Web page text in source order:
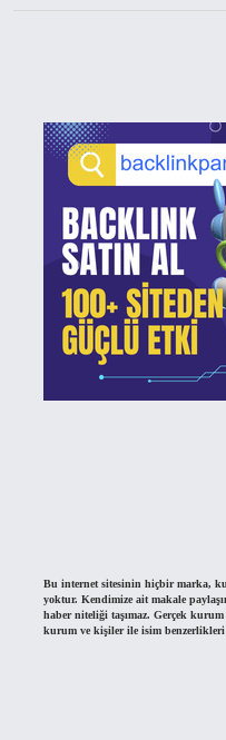
Bu internet sitesinin hiçbir marka,
yoktur. Kendimize ait makale
haber niteliği taşımaz. Gerçek
kurum ve kişiler ile isim benzerlikleri